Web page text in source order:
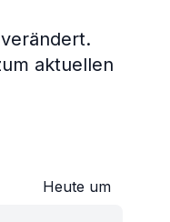
aktuellen
Heute um